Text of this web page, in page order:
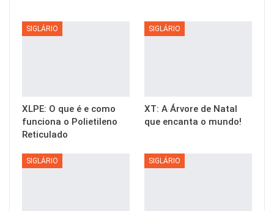
SIGLÁRIO
XLPE: O que é e como
funciona o Polietileno
Reticulado
SIGLÁRIO
XT: A Árvore de Natal
que encanta o mundo!
SIGLÁRIO SIGLÁRIO